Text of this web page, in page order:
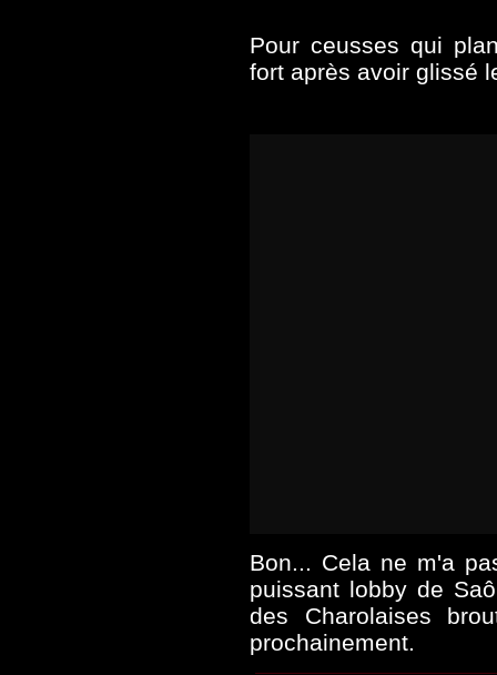
Pour ceusses qui
fort après avoir glissé
Bon... Cela ne m'a
puissant lobby de
des Charolaises
prochainement.